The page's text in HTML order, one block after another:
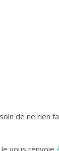
de ne rien
vous renvoie